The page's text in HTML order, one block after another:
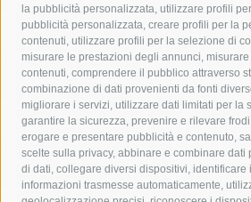
la pubblicità personalizzata, utilizzare profili
pubblicità personalizzata, creare profili per la
contenuti, utilizzare profili per la selezione di
misurare le prestazioni degli annunci,
contenuti, comprendere il pubblico attraverso
combinazione di dati provenienti da fonti
migliorare i servizi, utilizzare dati limitati per la
garantire la sicurezza, prevenire e rilevare
erogare e presentare pubblicità e contenuto,
scelte sulla privacy, abbinare e combinare dati
di dati, collegare diversi dispositivi, identificare
informazioni trasmesse automaticamente,
Asl Napoli 3 sud
capitaneria di porto
castellammare di stabia
comune di sorrento
concerto
costiera amalfitana
covid-19 eav
fondazione sorrento
gori guardia
lavori
lorenzo balducelli mare
massimo coppola
Meta napoli